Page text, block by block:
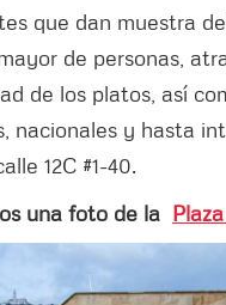
que dan muestra
de personas,
de los platos, así
nacionales y hasta
12C #1-40.
una foto de la